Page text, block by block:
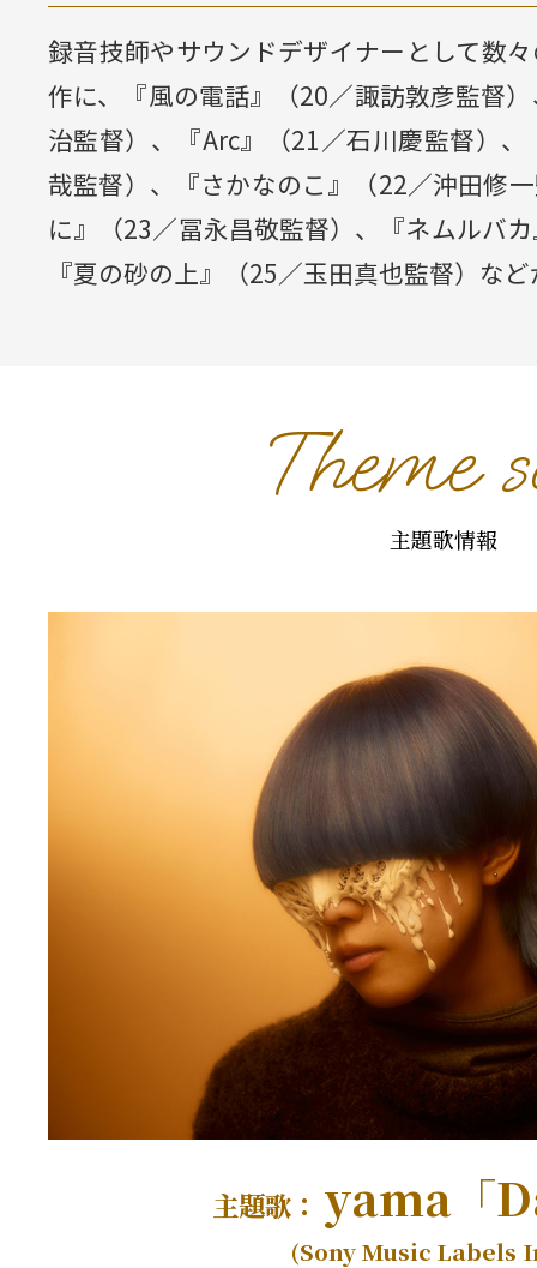
録音技師やサウンドデザイナーとして数
作に、『風の電話』（20／諏訪敦彦監督
治監督）、『Arc』（21／石川慶監督）
哉監督）、『さかなのこ』（22／沖田修
に』（23／冨永昌敬監督）、『ネムルバ
『夏の砂の上』（25／玉田真也監督）な
Theme
主題歌情報
主題歌： yama「
(Sony Music Labels